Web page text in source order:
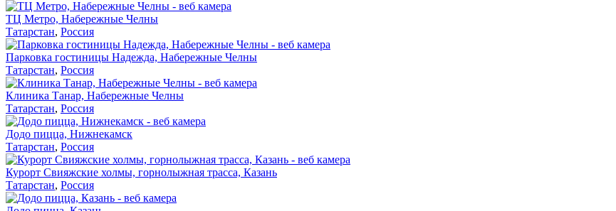
ТЦ Метро, Набережные Челны
Татарстан, Россия
Парковка гостиницы Надежда, Набережные Челны
Татарстан, Россия
Клиника Танар, Набережные Челны
Татарстан, Россия
Додо пицца, Нижнекамск
Татарстан, Россия
Курорт Свияжские холмы, горнолыжная трасса, Казань
Татарстан, Россия